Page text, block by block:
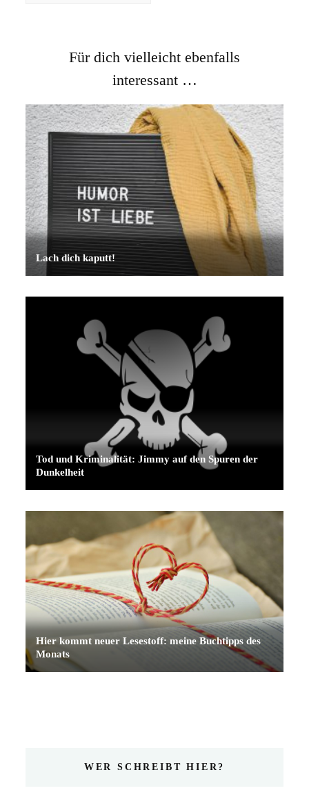
Für dich vielleicht ebenfalls
interessant …
Lach dich kaputt!
Tod und Kriminalität: Jimmy auf den Spuren der
Dunkelheit
Hier kommt neuer Lesestoff: meine Buchtipps des
Monats
WER SCHREIBT HIER?